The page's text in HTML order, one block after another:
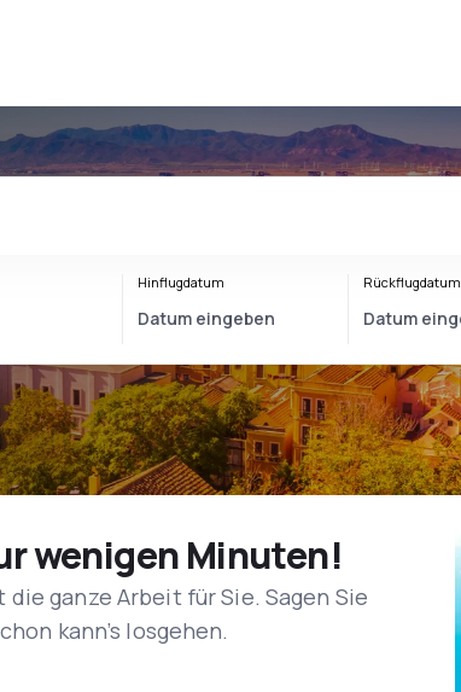
Hinflugdatum Rückflugdatum
wenigen Minuten!
ganze Arbeit für Sie. Sagen Sie
kann’s losgehen.